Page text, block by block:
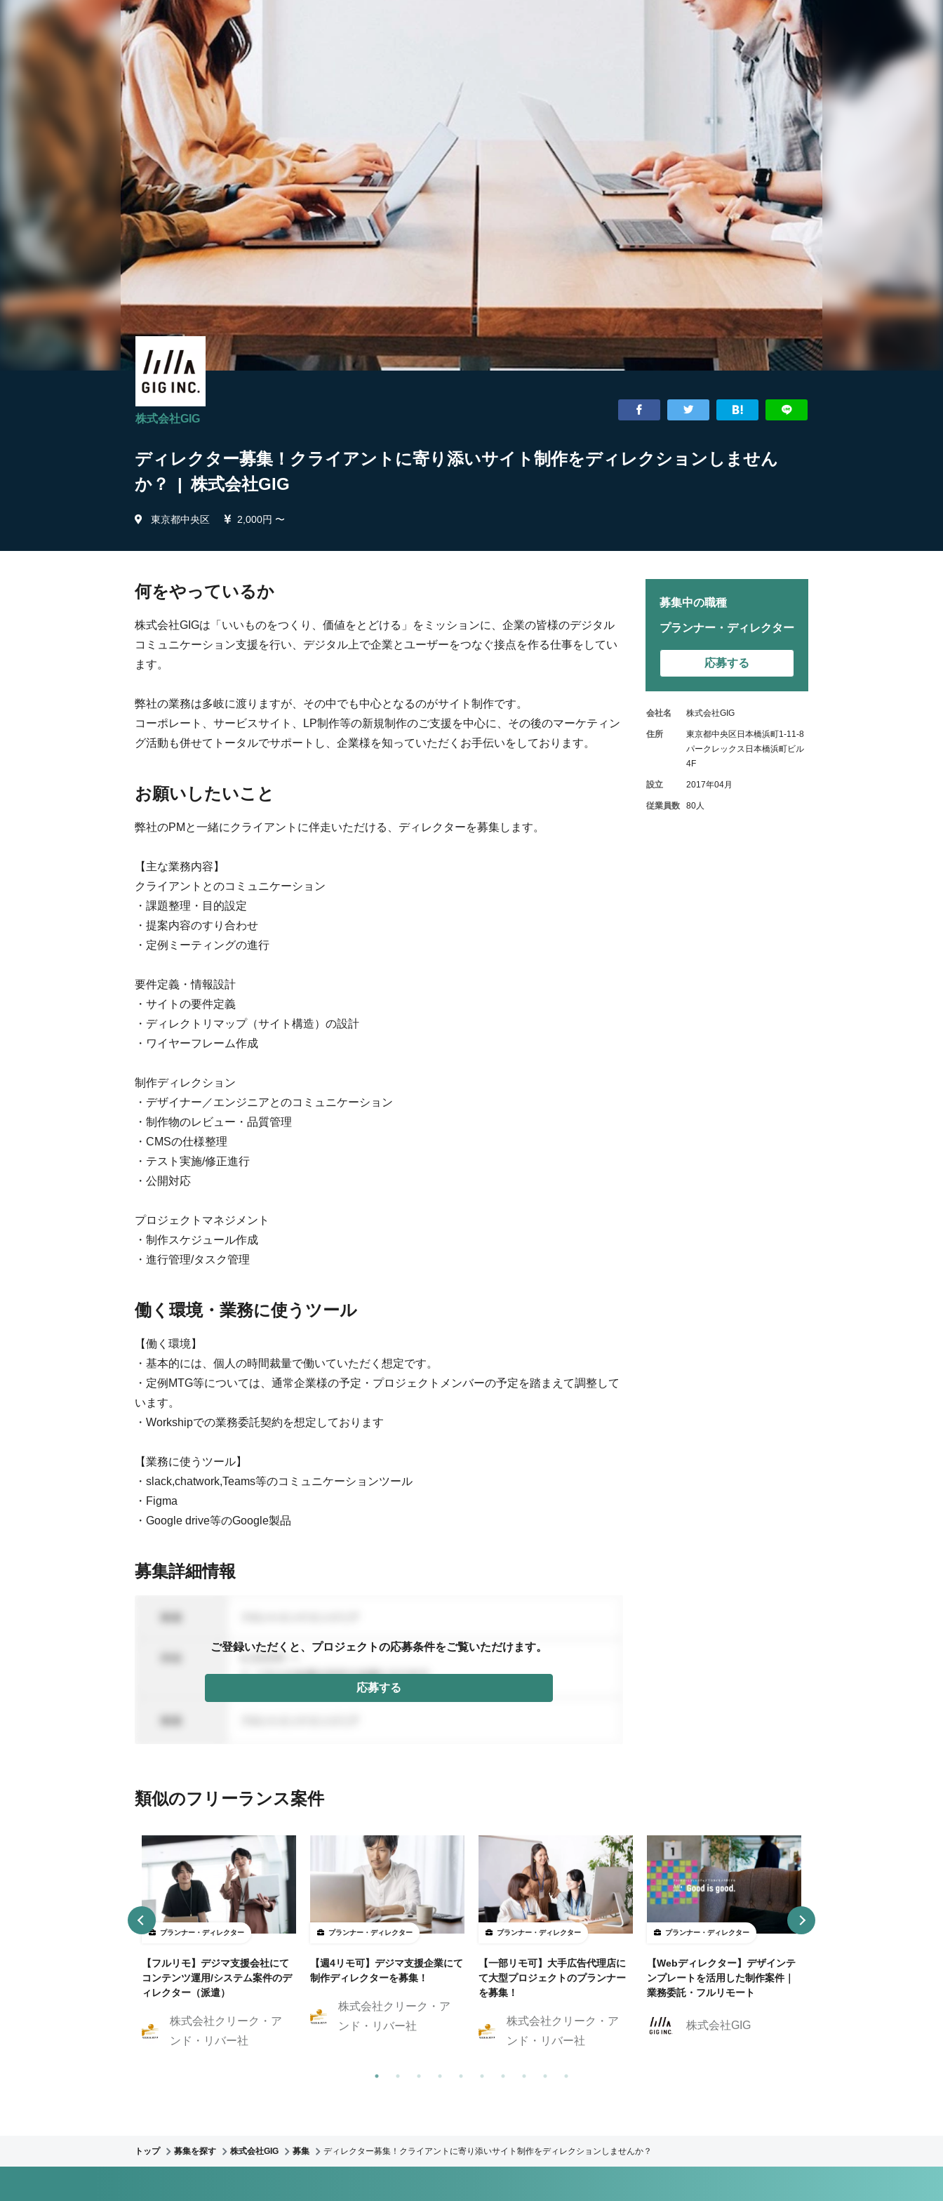
株式会社GIG
ディレクター募集！クライアントに寄り添いサイト制作をディレクションしません
か？ | 株式会社GIG
東京都中央区 2,000円 〜
何をやっているか
株式会社GIGは「いいものをつくり、価値をとどける」をミッションに、企業の皆様のデジタル
コミュニケーション支援を行い、デジタル上で企業とユーザーをつなぐ接点を作る仕事をしてい
ます。
弊社の業務は多岐に渡りますが、その中でも中心となるのがサイト制作です。
コーポレート、サービスサイト、LP制作等の新規制作のご支援を中心に、その後のマーケティン
グ活動も併せてトータルでサポートし、企業様を知っていただくお手伝いをしております。
お願いしたいこと
弊社のPMと一緒にクライアントに伴走いただける、ディレクターを募集します。
【主な業務内容】
クライアントとのコミュニケーション
・課題整理・目的設定
・提案内容のすり合わせ
・定例ミーティングの進行
要件定義・情報設計
・サイトの要件定義
・ディレクトリマップ（サイト構造）の設計
・ワイヤーフレーム作成
制作ディレクション
・デザイナー／エンジニアとのコミュニケーション
・制作物のレビュー・品質管理
・CMSの仕様整理
・テスト実施/修正進行
・公開対応
プロジェクトマネジメント
・制作スケジュール作成
・進行管理/タスク管理
働く環境・業務に使うツール
【働く環境】
・基本的には、個人の時間裁量で働いていただく想定です。
・定例MTG等については、通常企業様の予定・プロジェクトメンバーの予定を踏まえて調整して
います。
・Workshipでの業務委託契約を想定しております
【業務に使うツール】
・slack,chatwork,Teams等のコミュニケーションツール
・Figma
・Google drive等のGoogle製品
募集詳細情報
ご登録いただくと、プロジェクトの応募条件をご覧いただけます。
応募する
募集中の職種
プランナー・ディレクター
応募する
会社名 株式会社GIG
住所
東京都中央区日本橋浜町1-11-8
パークレックス日本橋浜町ビル
4F
設立 2017年04月
従業員数 80人
類似のフリーランス案件
プランナー・ディレクター
【フルリモ】デジマ支援会社にて
コンテンツ運用/システム案件のデ
ィレクター（派遣）
株式会社クリーク・ア
ンド・リバー社
プランナー・ディレクター
【週4リモ可】デジマ支援企業にて
制作ディレクターを募集！
株式会社クリーク・ア
ンド・リバー社
プランナー・ディレクター
【一部リモ可】大手広告代理店に
て大型プロジェクトのプランナー
を募集！
株式会社クリーク・ア
ンド・リバー社
プランナー・ディレクター
【Webディレクター】デザインテ
ンプレートを活用した制作案件｜
業務委託・フルリモート
株式会社GIG
トップ 募集を探す 株式会社GIG 募集 ディレクター募集！クライアントに寄り添いサイト制作をディレクションしませんか？